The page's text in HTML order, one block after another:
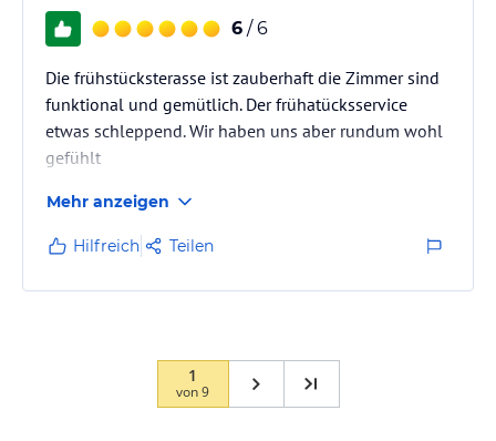
6 / 6
Die frühstücksterasse ist zauberhaft die Zimmer sind
funktional und gemütlich. Der frühatücksservice
etwas schleppend. Wir haben uns aber rundum wohl
gefühlt
Mehr anzeigen
Hilfreich Teilen
1
von9